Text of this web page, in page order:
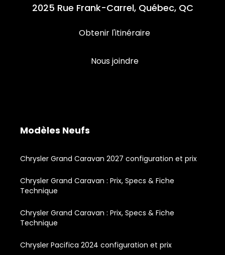
2025 Rue Frank-Carrel, Québec, QC
Obtenir l'itinéraire
Nous joindre
Modèles Neufs
Chrysler Grand Caravan 2027 configuration et prix
Chrysler Grand Caravan : Prix, Specs & Fiche
Technique
Chrysler Grand Caravan : Prix, Specs & Fiche
Technique
Chrysler Pacifica 2024 configuration et prix